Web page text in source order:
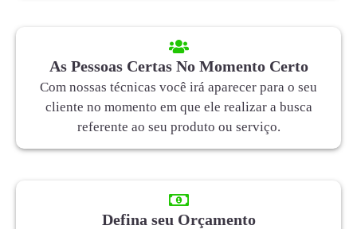
As Pessoas Certas No Momento Certo
Com nossas técnicas você irá aparecer para o seu
cliente no momento em que ele realizar a busca
referente ao seu produto ou serviço.
Defina seu Orçamento